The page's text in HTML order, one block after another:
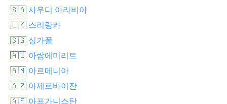
🇸🇦 사우디 아라비아
🇱🇰 스리랑카
🇸🇬 싱가폴
🇦🇪 아랍에미리트
🇦🇲 아르메니아
🇦🇿 아제르바이잔
🇦🇫 아프가니스탄